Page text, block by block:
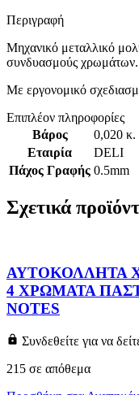
Περιγραφή
Μηχανικό μεταλλικό
συνδυασμούς χρωμάτων.
Με εργονομικό
Επιπλέον πληροφορίες
Βάρος
0,020 κ.
Εταιρία
DELI
Πάχος Γραφής 0.5mm
Σχετικά
ΑΥΤΟΚΟΛΛΗΤΑ
4 ΧΡΩΜΑΤΑ
NOTES
Συνδεθείτε για να
215 σε απόθεμα